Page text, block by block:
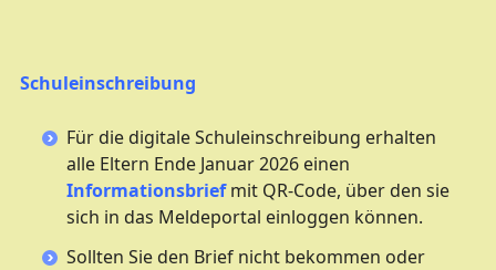
Schuleinschreibung
Für die digitale Schuleinschreibung erhalten
alle Eltern Ende Januar 2026 einen
Informationsbrief mit QR-Code, über den sie
sich in das Meldeportal einloggen können.
Sollten Sie den Brief nicht bekommen oder